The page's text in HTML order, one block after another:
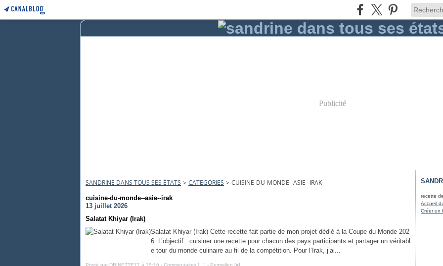
Publicité
SANDRINE DANS TOUS SES ÉTATS > CATEGORIES > CUISINE-DU-MONDE--ASIE--IRAK
cuisine-du-monde--asie--irak
13 juillet 2026
Salatat Khiyar (Irak)
Salatat Khiyar (Irak) Cette recette fait partie de mon projet dédié à la Coupe du Monde 202
6. L’objectif : cuisiner une recette pour chacun des pays participants et partager un véritabl
e tour du monde culinaire au fil de la compétition. Pour l’Irak, j’ai...
Posté par DRINETTE77 à 15:16 - Commentaires [ ] - Permalien [#]
recette
Accueil
Créer un